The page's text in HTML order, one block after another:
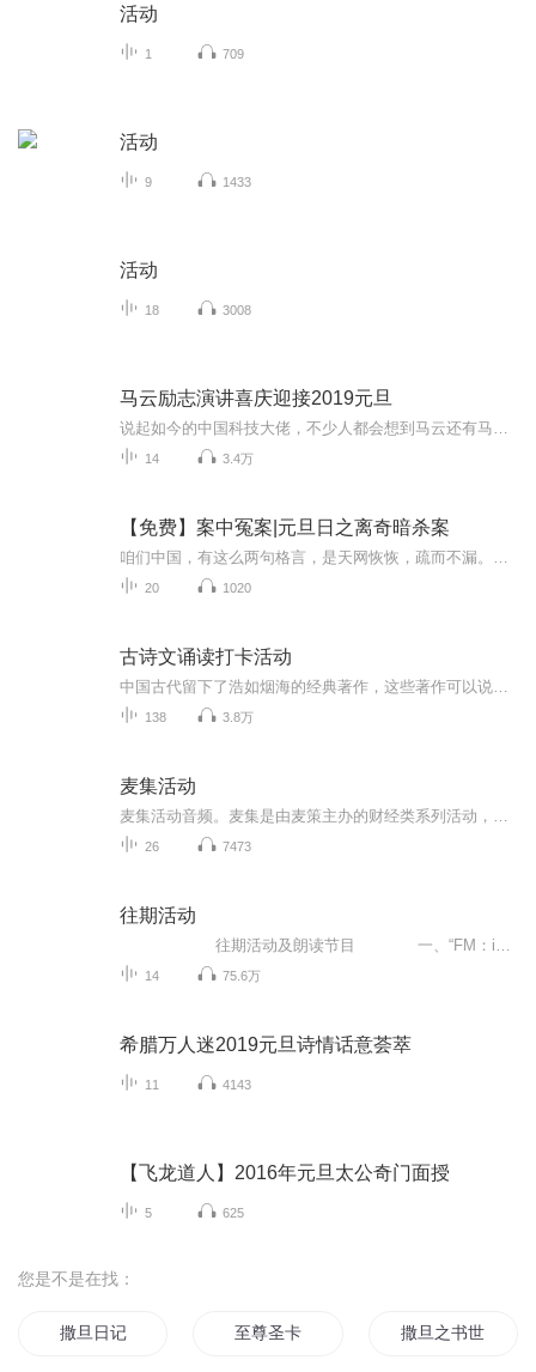
活动
1 709
活动
9 1433
活动
18 3008
马云励志演讲喜庆迎接2019元旦
14 3.4万
【免费】案中冤案|元旦日之离奇暗杀案
20 1020
古诗文诵读打卡活动
138 3.8万
麦集活动
26 7473
往期活动
14 75.6万
希腊万人迷2019元旦诗情话意荟萃
11 4143
【飞龙道人】2016年元旦太公奇门面授
5 625
您是不是在找：
撒旦日记 至尊圣卡 撒旦之书世界末日